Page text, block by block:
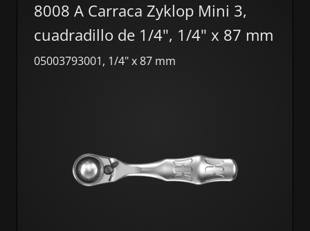
8008 A Carraca Zyklop Mini 3,
cuadradillo de 1/4", 1/4" x 87 mm
05003793001, 1/4" x 87 mm